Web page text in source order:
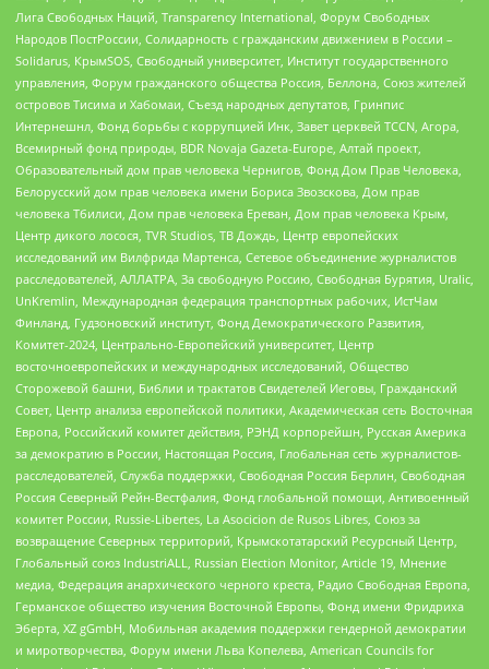
Лига Свободных Наций, Transparеncy International, Форум Свободных
Народов ПостРоссии, Солидарность с гражданским движением в России –
Solidarus, КрымSOS, Свободный университет, Институт государственного
управления, Форум гражданского общества Россия, Беллона, Союз жителей
островов Тисима и Хабомаи, Съезд народных депутатов, Гринпис
Интернешнл, Фонд борьбы с коррупцией Инк, Завет церквей TCCN, Агора,
Всемирный фонд природы, BDR Novaja Gazeta-Europe, Алтай проект,
Образовательный дом прав человека Чернигов, Фонд Дом Прав Человека,
Белорусский дом прав человека имени Бориса Звозскова, Дом прав
человека Тбилиси, Дом прав человека Ереван, Дом прав человека Крым,
Центр дикого лосося, TVR Studios, ТВ Дождь, Центр европейских
исследований им Вилфрида Мартенса, Сетевое объединение журналистов
расследователей, АЛЛАТРА, За свободную Россию, Свободная Бурятия, Uralic,
UnKremlin, Международная федерация транспортных рабочих, ИстЧам
Финланд, Гудзоновский институт, Фонд Демократического Развития,
Комитет-2024, Центрально-Европейский университет, Центр
восточноевропейских и международных исследований, Общество
Сторожевой башни, Библии и трактатов Свидетелей Иеговы, Гражданский
Совет, Центр анализа европейской политики, Академическая сеть Восточная
Европа, Российский комитет действия, РЭНД корпорейшн, Русская Америка
за демократию в России, Настоящая Россия, Глобальная сеть журналистов-
расследователей, Служба поддержки, Свободная Россия Берлин, Свободная
Россия Северный Рейн-Вестфалия, Фонд глобальной помощи, Антивоенный
комитет России, Russie-Libertes, La Asocicion de Rusos Libres, Союз за
возвращение Северных территорий, Крымскотатарский Ресурсный Центр,
Глобальный союз IndustriALL, Russian Election Monitor, Article 19, Мнение
медиа, Федерация анархического черного креста, Радио Свободная Европа,
Германское общество изучения Восточной Европы, Фонд имени Фридриха
Эберта, XZ gGmbH, Мобильная академия поддержки гендерной демократии
и миротворчества, Форум имени Льва Копелева, American Councils for